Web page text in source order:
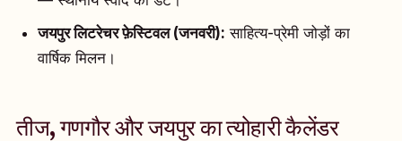
जयपुर लिटरेचर फ़ेस्टिवल (जनवरी): साहित्य-प्रेमी जोड़ों का
वार्षिक मिलन।
तीज, गणगौर और जयपुर का त्योहारी कैलेंडर